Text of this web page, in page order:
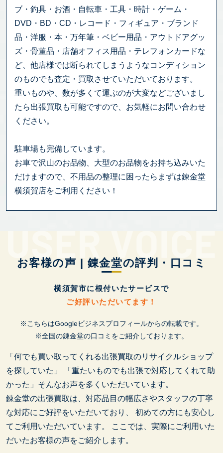
ブ・釣具・お酒・自転車・工具・時計・ゲーム・
DVD・BD・CD・レコード・フィギュア・ブランド
品・洋服・本・万年筆・ベビー用品・アウトドアグッ
ズ・骨董品・店舗オフィス用品・テレフォンカードな
ど、他店様では断られてしまうようなコンディション
のものでも査定・買取させていただいております。
重いものや、数が多くて運ぶのが大変などございまし
たら出張買取も可能ですので、お気軽にお問い合わせ
ください。
駐車場も完備しています。
お車で沢山のお品物、大型のお品物をお持ち込みいた
だけますので、不用品の整理に困ったらまずは錬金堂
横須賀店をご利用ください！
お客様の声 | 錬金堂の評判・口コミ
横須賀市に根付いたサービスで
ご好評いただいてます！
※こちらはGoogleビジネスプロフィールからの転載です。
※全国の錬金堂の口コミをご紹介しております。
「何でも買い取ってくれる出張買取のリサイクルショップ
を探していた」
「重たいものでも出張で対応してくれて助
かった」そんなお声を多くいただいています。
錬金堂の出張買取は、対応品目の幅広さやスタッフの丁寧
な対応にご好評をいただいており、
初めての方にも安心し
てご利用いただいています。
ここでは、実際にご利用いた
だいたお客様の声をご紹介します。